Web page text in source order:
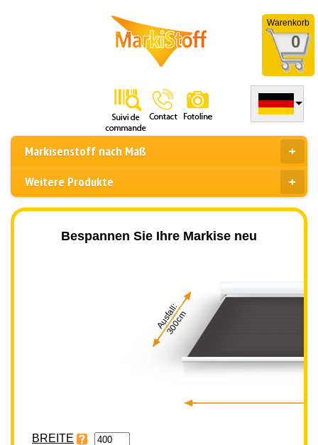
Warenkorb
0
Markisenstoff nach Maß
Weitere Produkte
Bespannen Sie Ihre Markise neu
Ausfall:
300cm
BREITE